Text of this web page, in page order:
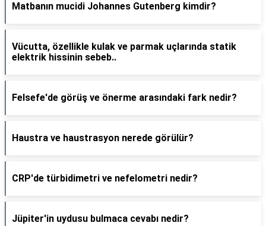
Matbanın mucidi Johannes Gutenberg kimdir?
Vücutta, özellikle kulak ve parmak uçlarında statik
elektrik hissinin sebeb..
Felsefe'de görüş ve önerme arasındaki fark nedir?
Haustra ve haustrasyon nerede görülür?
CRP'de türbidimetri ve nefelometri nedir?
Jüpiter'in uydusu bulmaca cevabı nedir?